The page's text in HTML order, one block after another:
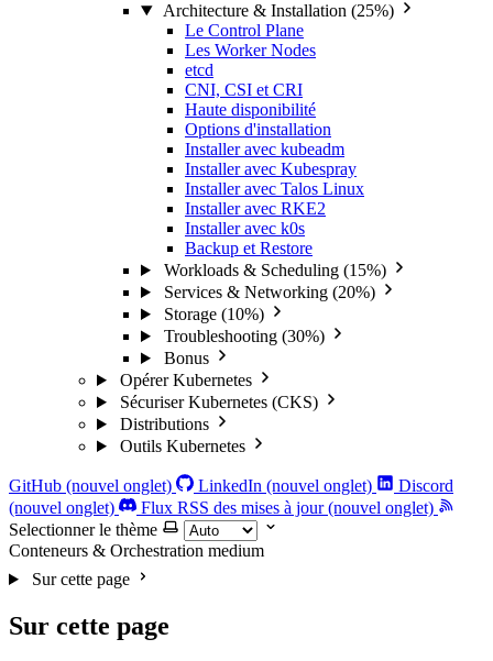
Architecture & Installation (25%)
Le Control Plane
Les Worker Nodes
etcd
CNI, CSI et CRI
Haute disponibilité
Options d'installation
Installer avec kubeadm
Installer avec Kubespray
Installer avec Talos Linux
Installer avec RKE2
Installer avec k0s
Backup et Restore
Workloads & Scheduling (15%)
Services & Networking (20%)
Storage (10%)
Troubleshooting (30%)
Bonus
Opérer Kubernetes
Sécuriser Kubernetes (CKS)
Distributions
Outils Kubernetes
GitHub (nouvel onglet) LinkedIn (nouvel onglet)
Discord
(nouvel onglet)
Flux RSS des mises à jour (nouvel onglet)
Selectionner le thème
Conteneurs & Orchestration medium
Sur cette page
Sur cette page